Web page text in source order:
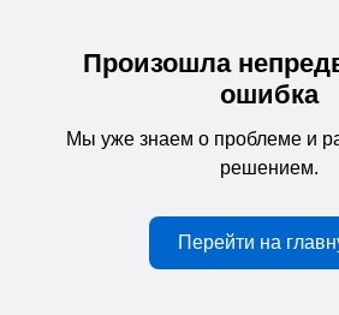
Произошла
ошибка
Мы уже знаем о проблеме и
решением.
Перейти на